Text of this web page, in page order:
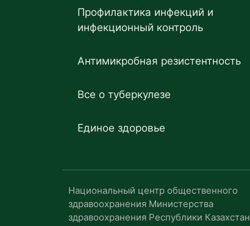
Профилактика инфекций и
инфекционный контроль
Антимикробная резистентность
Все о туберкулезе
Единое здоровье
Национальный центр общественного
здравоохранения Министерства
здравоохранения Республики Казахстан